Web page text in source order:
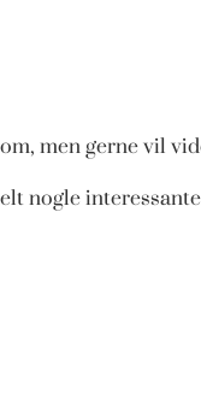
men gerne vil
nogle